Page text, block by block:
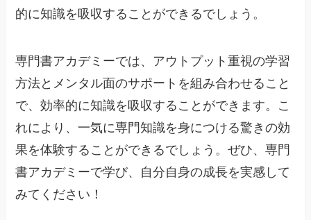
的に知識を吸収することができるでしょう。
専門書アカデミーでは、アウトプット重視の学習
方法とメンタル面のサポートを組み合わせること
で、効率的に知識を吸収することができます。こ
れにより、一気に専門知識を身につける驚きの効
果を体験することができるでしょう。ぜひ、専門
書アカデミーで学び、自分自身の成長を実感して
みてください！